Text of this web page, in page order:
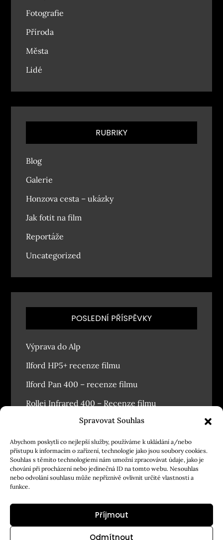
Spravovat Souhlas
Abychom poskytli co nejlepší služby, používáme k ukládání a/nebo
přístupu k informacím o zařízení, technologie jako jsou soubory cookies.
Souhlas s těmito technologiemi nám umožní zpracovávat údaje, jako je
chování při procházení nebo jedinečná ID na tomto webu. Nesouhlas
nebo odvolání souhlasu může nepříznivě ovlivnit určité vlastnosti a
funkce.
Příjmout
Odmítnout
Fotografie
Příroda
Města
Lidé
RUBRIKY
Blog
Galerie
Honzova cesta – ukázky
Jak fotit na film
Reportáže
Uncategorized
POSLEDNÍ PŘÍSPĚVKY
Výprava do Alp
Ilford HP5+ recenze filmu
Ilford Pan 400 – recenze filmu
Rollei Infrared 400 – Recenze filmu
Závodský masopust 2026